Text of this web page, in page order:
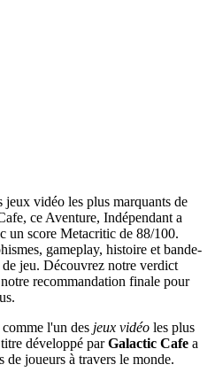
jeux vidéo les plus marquants de
ce Aventure, Indépendant a
un score Metacritic de 88/100.
gameplay, histoire et bande-
jeu. Découvrez notre verdict
recommandation finale pour
l'un des jeux vidéo les plus
développé parGalactic Cafe a
joueurs à travers le monde.